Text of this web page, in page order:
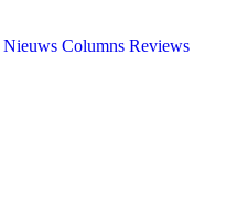
Nieuws Columns Reviews